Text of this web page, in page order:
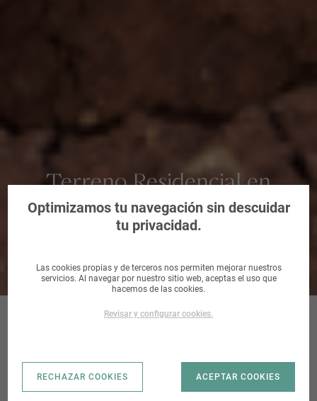
Terreno Residencial en
Manresa, Barcelona
TOSSAL DELS
Optimizamos tu navegación sin descuidar
tu privacidad.
Las cookies propias y de terceros nos permiten mejorar nuestros
servicios. Al navegar por nuestro sitio web, aceptas el uso que
hacemos de las cookies.
Revisar y configurar cookies.
RECHAZAR COOKIES ACEPTAR COOKIES